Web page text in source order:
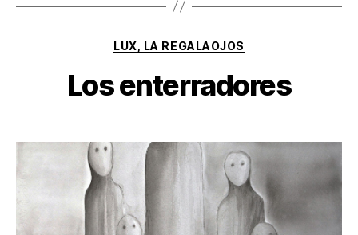
Categorías
LUX, LA REGALAOJOS
Los enterradores